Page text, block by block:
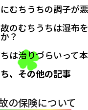
にむちうちの調子が
故のむちうちは湿布
？
は治りづらいって
、その他の記事
の保険について